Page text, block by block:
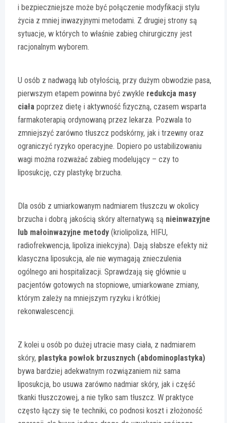
i bezpieczniejsze może być połączenie modyfikacji stylu
życia z mniej inwazyjnymi metodami. Z drugiej strony są
sytuacje, w których to właśnie zabieg chirurgiczny jest
racjonalnym wyborem.
U osób z nadwagą lub otyłością, przy dużym obwodzie pasa,
pierwszym etapem powinna być zwykle redukcja masy
ciała poprzez dietę i aktywność fizyczną, czasem wsparta
farmakoterapią ordynowaną przez lekarza. Pozwala to
zmniejszyć zarówno tłuszcz podskórny, jak i trzewny oraz
ograniczyć ryzyko operacyjne. Dopiero po ustabilizowaniu
wagi można rozważać zabieg modelujący – czy to
liposukcję, czy plastykę brzucha.
Dla osób z umiarkowanym nadmiarem tłuszczu w okolicy
brzucha i dobrą jakością skóry alternatywą są nieinwazyjne
lub małoinwazyjne metody (kriolipoliza, HIFU,
radiofrekwencja, lipoliza iniekcyjna). Dają słabsze efekty niż
klasyczna liposukcja, ale nie wymagają znieczulenia
ogólnego ani hospitalizacji. Sprawdzają się głównie u
pacjentów gotowych na stopniowe, umiarkowane zmiany,
którym zależy na mniejszym ryzyku i krótkiej
rekonwalescencji.
Z kolei u osób po dużej utracie masy ciała, z nadmiarem
skóry, plastyka powłok brzusznych (abdominoplastyka)
bywa bardziej adekwatnym rozwiązaniem niż sama
liposukcja, bo usuwa zarówno nadmiar skóry, jak i część
tkanki tłuszczowej, a nie tylko sam tłuszcz. W praktyce
często łączy się te techniki, co podnosi koszt i złożoność